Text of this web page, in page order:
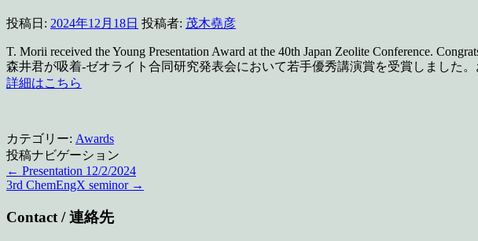
投稿日: 2024年12月18日 投稿者: 茂木堯彦
T. Morii received the Young Presentation Award at the 40th Japan Zeolite Conference.
森井君が吸着-ゼオライト合同研究発表会において若手優秀講演賞を受賞しました。
詳細はこちら
カテゴリー: Awards
投稿ナビゲーション
← Presentation 12/2/2024
3rd ChemEngX seminor →
Contact / 連絡先